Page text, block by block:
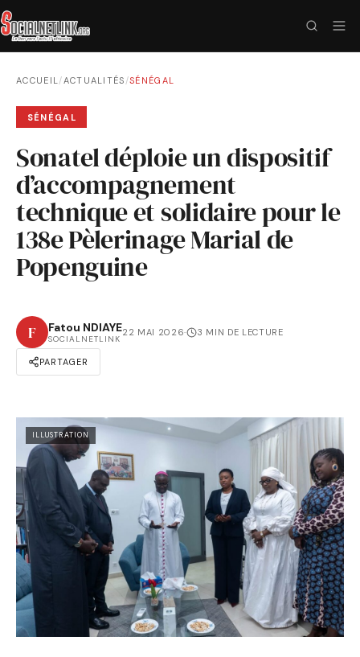
ACCUEIL/ACTUALITÉS /SÉNÉGAL
SÉNÉGAL
Sonatel déploie un dispositif
d’accompagnement
technique et solidaire pour le
138e Pèlerinage Marial de
Popenguine
F Fatou NDIAYE
SOCIALNETLINK
22 MAI 2026· 3 MIN DE LECTURE
PARTAGER
ILLUSTRATION